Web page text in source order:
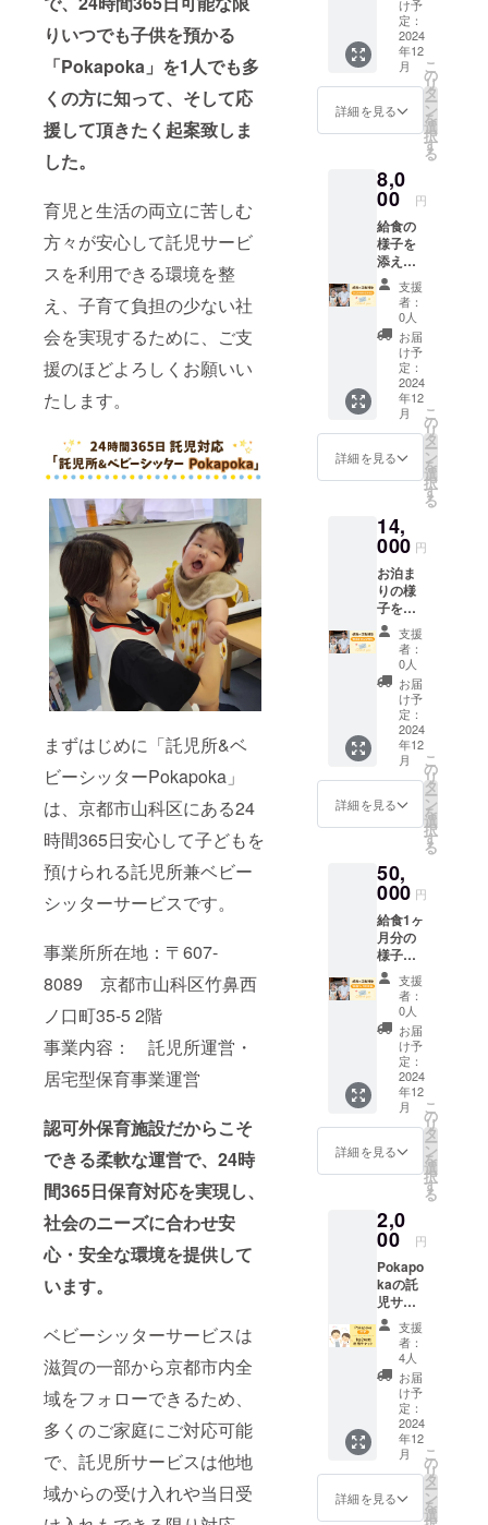
りいつでも子供を預かる
「Pokapoka」を1人でも多
くの方に知って、そして応
援して頂きたく起案致しま
した。
育児と生活の両立に苦しむ
方々が安心して託児サービ
スを利用できる環境を整
え、子育て負担の少ない社
会を実現するために、ご支
援のほどよろしくお願いい
たします。
まずはじめに「託児所&ベ
ビーシッターPokapoka」
は、京都市山科区にある24
時間365日安心して子どもを
預けられる託児所兼ベビー
シッターサービスです。
事業所所在地：〒607-
8089 京都市山科区竹鼻西
ノ口町35-5 2階
事業内容： 託児所運営・
居宅型保育事業運営
認可外保育施設だからこそ
できる柔軟な運営で、24時
間365日保育対応を実現し、
社会のニーズに合わせ安
心・安全な環境を提供して
います。
ベビーシッターサービスは
滋賀の一部から京都市内全
域をフォローできるため、
多くのご家庭にご対応可能
で、託児所サービスは他地
域からの受け入れや当日受
け予
定：
2024
年12
月
詳細を見る
こ
の
リ
タ
ー
ン
を
選
択
す
る
8,0
00 円
給食の
様子を
添えた
感謝の
活動報
告を
メール
にてお
送りし
ます。
支援
者：
0人
お届
け予
定：
2024
年12
月
詳細を見る
こ
の
リ
タ
ー
ン
を
選
択
す
る
14,
000 円
お泊ま
りの様
子を添
えた感
謝の活
動報告
をメー
ルにて
お送り
しま
す。
支援
者：
0人
お届
け予
定：
2024
年12
月
詳細を見る
こ
の
リ
タ
ー
ン
を
選
択
す
る
50,
000 円
給食1ヶ
月分の
様子を
添えた
感謝の
活動報
告を
メール
にてお
送りし
ます。
支援
者：
0人
お届
け予
定：
2024
年12
月
詳細を見る
こ
の
リ
タ
ー
ン
を
選
択
す
る
2,0
00 円
Pokapo
kaの託
児サー
ビスを1
回お試
し利用
できる
権利(2
時間分)
ご利用
の予約
方法は
別途
メール
にてお
支援
者：
4人
お届
け予
定：
2024
年12
月
詳細を見る
こ
の
リ
タ
ー
ン
を
選